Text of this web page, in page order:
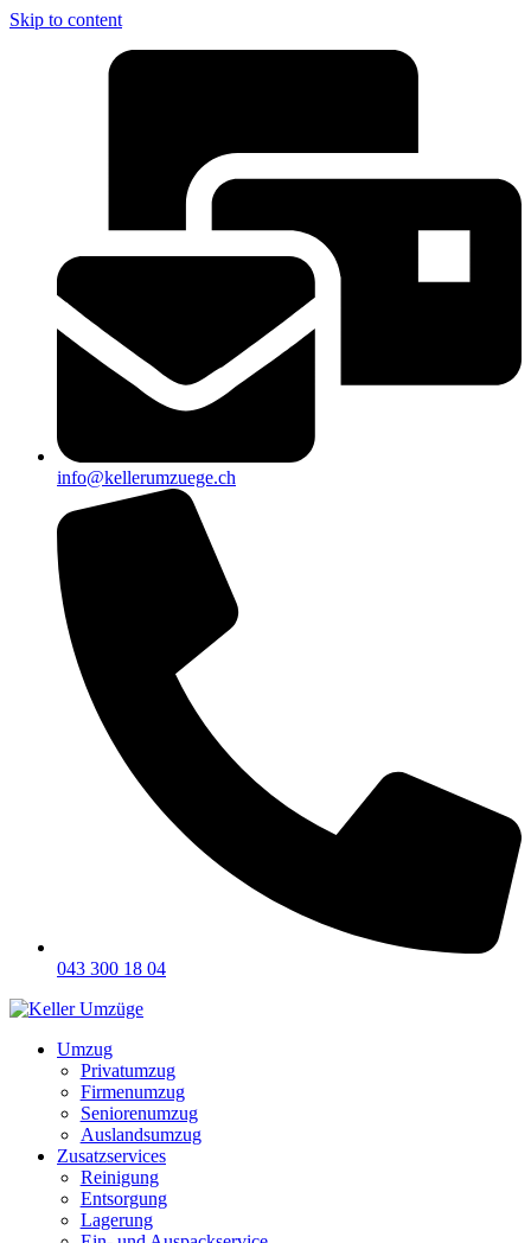
Skip to content
info@kellerumzuege.ch
043 300 18 04
Umzug
Privatumzug
Firmenumzug
Seniorenumzug
Auslandsumzug
Zusatzservices
Reinigung
Entsorgung
Lagerung